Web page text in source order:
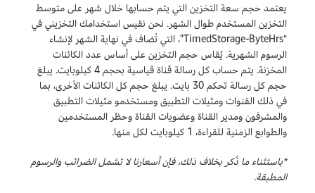
يعتمد حجم سعة التخزين التي يتم حسابها خلال شهر على متوسط
التخزين المستخدم طوال الشهر. نحن نقيس استخدامك التخزيني في
"TimedStorage-ByteHrs"، التي تُضاف في نهاية الشهر لإنشاء
الرسوم الشهرية. يُقاس حجم التخزين على أساس عدد الكائنات
المخزنة. يتم حساب كل رسالة قناة قياسية بحجم 4 كيلوبايت. يبلغ
حجم كل رسالة تحكم 30 بايت. يبلغ حجم كل الكائنات الأخرى، بما
في ذلك القنوات ومثيلات التطبيق ومستخدمو مثيلات التطبيق
والمشرفون ومدير القناة وعضويات القناة وحظر المستخدمين
والطوابع الزمنية للقراءة، 1 كيلوبايت لكل منها.
*باستثناء ما ذُكر بخلاف ذلك، فإن أسعارنا لا تشمل الضرائب والرسوم
المطبقة.